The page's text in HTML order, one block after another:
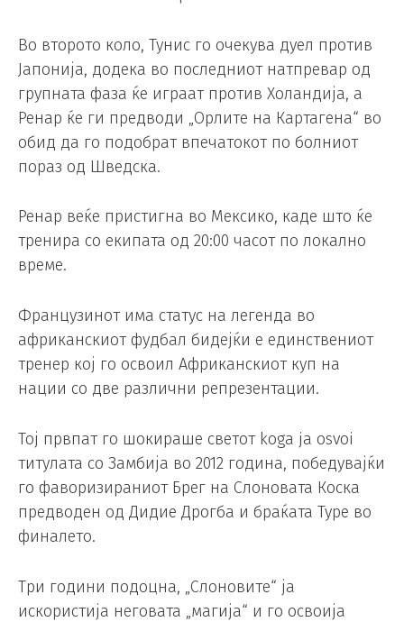
Во второто коло, Тунис го очекува дуел против
Јапонија, додека во последниот натпревар од
групната фаза ќе играат против Холандија, а
Ренар ќе ги предводи „Орлите на Картагена“ во
обид да го подобрат впечатокот по болниот
пораз од Шведска.
Ренар веќе пристигна во Мексико, каде што ќе
тренира со екипата од 20:00 часот по локално
време.
Французинот има статус на легенда во
африканскиот фудбал бидејќи е единствениот
тренер кој го освоил Африканскиот куп на
нации со две различни репрезентации.
Тој првпат го шокираше светот koga ja osvoi
титулата со Замбија во 2012 година, победувајќи
го фаворизираниот Брег на Слоновата Коска
предводен од Дидие Дрогба и браќата Туре во
финалето.
Три години подоцна, „Слоновите“ ја
искористија неговата „магија“ и го освоија